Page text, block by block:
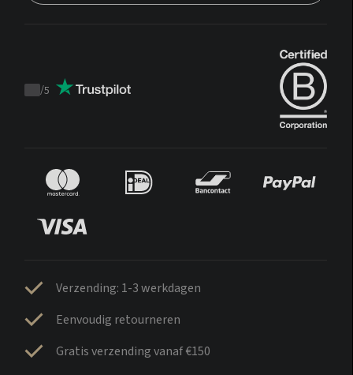
Trustpilot
/5
Verzending: 1-3 werkdagen
Eenvoudig retourneren
Gratis verzending vanaf €150